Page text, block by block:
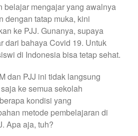
belajar mengajar yang awalnya
dengan tatap muka, kini
ke PJJ. Gunanya, supaya
dari bahaya Covid 19. Untuk
di Indonesia bisa tetap sehat.
dan PJJ ini tidak langsung
ke semua sekolah
kondisi yang
metode pembelajaran di
Apa aja, tuh?